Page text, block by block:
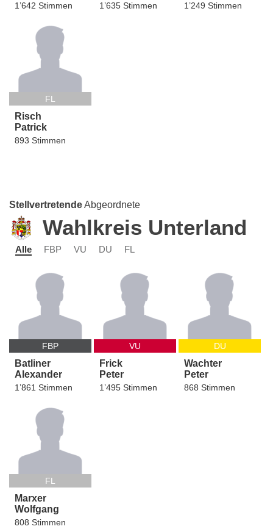
1’642 Stimmen 1’635 Stimmen 1’249 Stimmen
FL
Risch
Patrick
893 Stimmen
StellvertretendeAbgeordnete
Wahlkreis Unterland
Alle FBP VU DU FL
FBP
Batliner
Alexander
1’861 Stimmen
VU
Frick
Peter
1’495 Stimmen
DU
Wachter
Peter
868 Stimmen
FL
Marxer
Wolfgang
808 Stimmen